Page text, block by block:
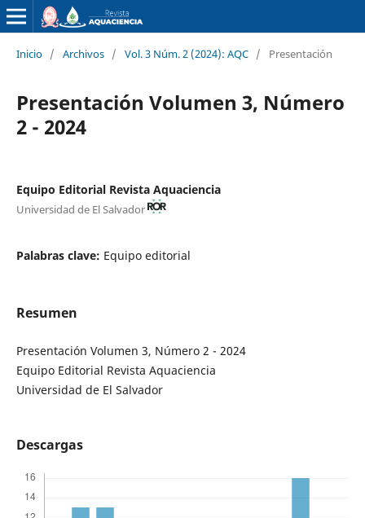
Inicio / Archivos / Vol. 3 Núm. 2 (2024): AQC / Presentación
Presentación Volumen 3, Número
2 - 2024
Equipo Editorial Revista Aquaciencia
Universidad de El Salvador
Palabras clave: Equipo editorial
Resumen
Presentación Volumen 3, Número 2 - 2024
Equipo Editorial Revista Aquaciencia
Universidad de El Salvador
Descargas